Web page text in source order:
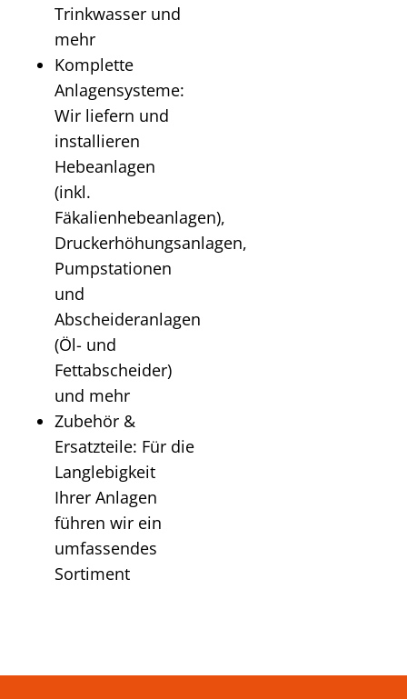
Trinkwasser und
mehr
Komplette
Anlagensysteme:
Wir liefern und
installieren
Hebeanlagen
(inkl.
Fäkalienhebeanlagen),
Druckerhöhungsanlagen,
Pumpstationen
und
Abscheideranlagen
(Öl- und
Fettabscheider)
und mehr
Zubehör &
Ersatzteile: Für die
Langlebigkeit
Ihrer Anlagen
führen wir ein
umfassendes
Sortiment